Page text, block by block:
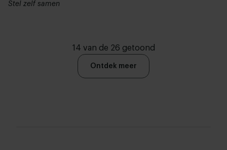
Stel zelf samen
14 van de 26 getoond
Ontdek meer